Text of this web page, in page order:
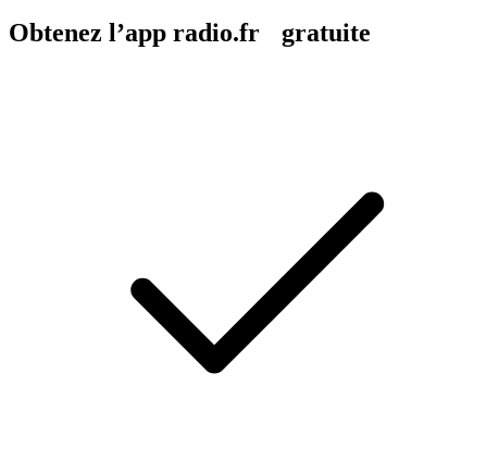
Obtenez l’app radio.fr gratuite